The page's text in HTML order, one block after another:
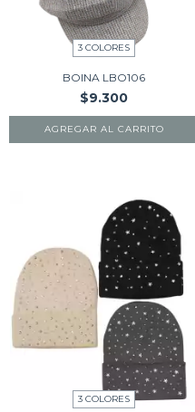
3 COLORES
BOINA LBO106
$9.300
AGREGAR AL CARRITO
3 COLORES